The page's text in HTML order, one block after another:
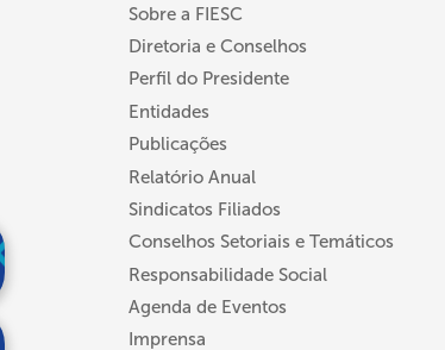
Sobre a FIESC
Diretoria e Conselhos
Perfil do Presidente
Entidades
Publicações
Relatório Anual
Sindicatos Filiados
Conselhos Setoriais e Temáticos
Responsabilidade Social
Agenda de Eventos
Imprensa